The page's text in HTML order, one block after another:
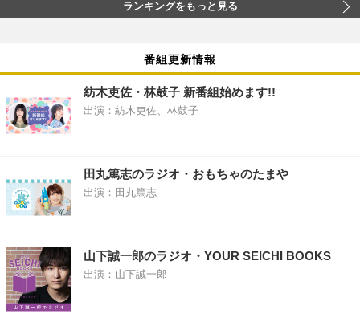
ランキングをもっと見る
番組更新情報
紡木吏佐・林鼓子 新番組始めます!!
出演：紡木吏佐、林鼓子
田丸篤志のラジオ・おもちゃのたまや
出演：田丸篤志
山下誠一郎のラジオ・YOUR SEICHI BOOKS
出演：山下誠一郎